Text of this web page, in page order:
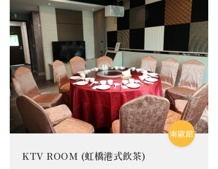
KTV ROOM (虹橋港式飲茶)
南歐館